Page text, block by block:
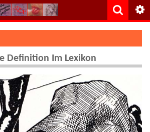
Definition Im Lexikon